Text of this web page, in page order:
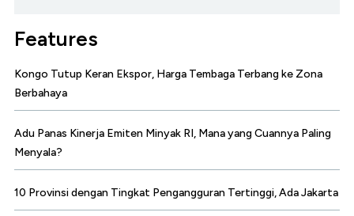
Features
Kongo Tutup Keran Ekspor, Harga Tembaga Terbang ke Zona
Berbahaya
Adu Panas Kinerja Emiten Minyak RI, Mana yang Cuannya Paling
Menyala?
10 Provinsi dengan Tingkat Pengangguran Tertinggi, Ada Jakarta